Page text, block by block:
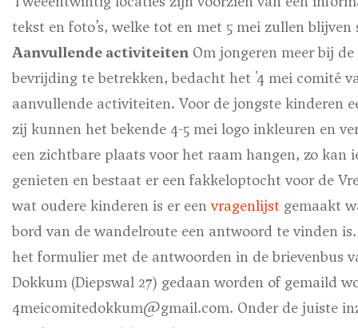
tekst en foto’s, welke tot en met 5 mei zullen blijven
Aanvullende activiteiten Om jongeren meer bij
bevrijding te betrekken, bedacht het '4 mei comité
aanvullende activiteiten. Voor de jongste kinderen
zij kunnen het bekende 4-5 mei logo inkleuren en
een zichtbare plaats voor het raam hangen, zo kan
genieten en bestaat er een fakkeloptocht voor de
wat oudere kinderen is er eenvragenlijst gemaakt
bord van de wandelroute een antwoord te vinden
het formulier met de antwoorden in de brievenbus
Dokkum (Diepswal 27) gedaan worden of gemaild
4meicomitedokkum@gmail.com. Onder de juiste